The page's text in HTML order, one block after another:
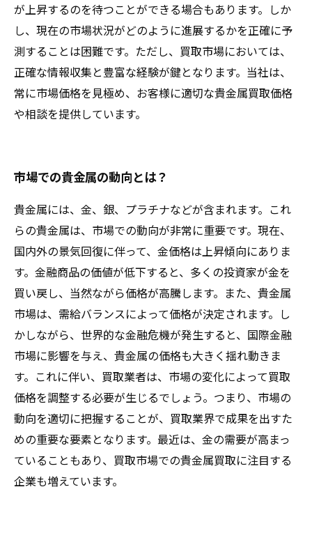
が上昇するのを待つことができる場合もあります。しか
し、現在の市場状況がどのように進展するかを正確に予
測することは困難です。ただし、買取市場においては、
正確な情報収集と豊富な経験が鍵となります。当社は、
常に市場価格を見極め、お客様に適切な貴金属買取価格
や相談を提供しています。
市場での貴金属の動向とは？
貴金属には、金、銀、プラチナなどが含まれます。これ
らの貴金属は、市場での動向が非常に重要です。現在、
国内外の景気回復に伴って、金価格は上昇傾向にありま
す。金融商品の価値が低下すると、多くの投資家が金を
買い戻し、当然ながら価格が高騰します。また、貴金属
市場は、需給バランスによって価格が決定されます。し
かしながら、世界的な金融危機が発生すると、国際金融
市場に影響を与え、貴金属の価格も大きく揺れ動きま
す。これに伴い、買取業者は、市場の変化によって買取
価格を調整する必要が生じるでしょう。つまり、市場の
動向を適切に把握することが、買取業界で成果を出すた
めの重要な要素となります。最近は、金の需要が高まっ
ていることもあり、買取市場での貴金属買取に注目する
企業も増えています。